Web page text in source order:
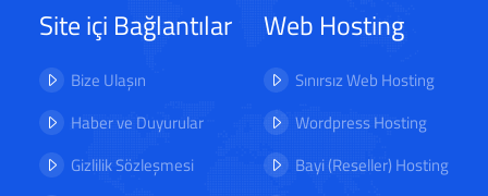
Site içi Bağlantılar
Bize Ulaşın
Haber ve Duyurular
Gizlilik Sözleşmesi
Web Hosting
Sınırsız Web Hosting
Wordpress Hosting
Bayi (Reseller) Hosting